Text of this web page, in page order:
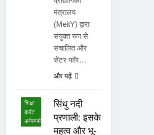
मंत्रालय
(MeitY) द्वारा
संयुक्त रूप से
संचालित और
सेंटर फॉर…
और पढ़ें
शिक्षा
करंट
अफेयर्स
सिंधु नदी
प्रणाली: इसके
महत्व और भू-